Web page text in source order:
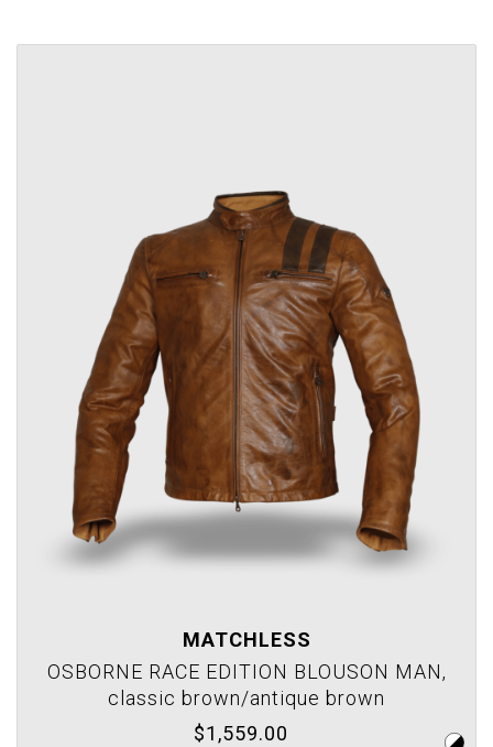
MATCHLESS
OSBORNE RACE EDITION BLOUSON MAN,
classic brown/antique brown
$1,559.00